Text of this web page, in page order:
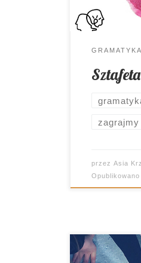
GRAMATYKA
przezAsia
Opublikowano